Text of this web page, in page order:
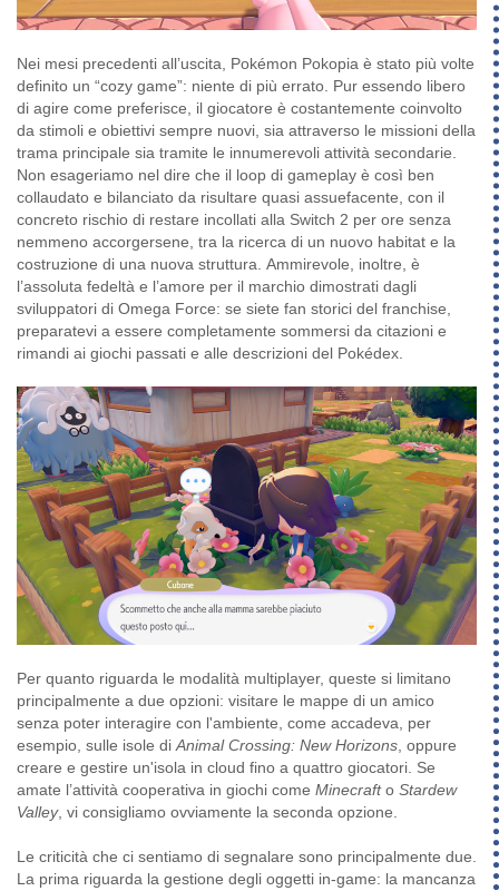
Nei mesi precedenti all’uscita, Pokémon Pokopia è stato più volte
definito un “cozy game”: niente di più errato. Pur essendo libero
di agire come preferisce, il giocatore è costantemente coinvolto
da stimoli e obiettivi sempre nuovi, sia attraverso le missioni della
trama principale sia tramite le innumerevoli attività secondarie.
Non esageriamo nel dire che il loop di gameplay è così ben
collaudato e bilanciato da risultare quasi assuefacente, con il
concreto rischio di restare incollati alla Switch 2 per ore senza
nemmeno accorgersene, tra la ricerca di un nuovo habitat e la
costruzione di una nuova struttura. Ammirevole, inoltre, è
l’assoluta fedeltà e l’amore per il marchio dimostrati dagli
sviluppatori di Omega Force: se siete fan storici del franchise,
preparatevi a essere completamente sommersi da citazioni e
rimandi ai giochi passati e alle descrizioni del Pokédex.
Per quanto riguarda le modalità multiplayer, queste si limitano
principalmente a due opzioni: visitare le mappe di un amico
senza poter interagire con l'ambiente, come accadeva, per
esempio, sulle isole di Animal Crossing: New Horizons , oppure
creare e gestire un'isola in cloud fino a quattro giocatori. Se
amate l’attività cooperativa in giochi come Minecrafto Stardew
Valley, vi consigliamo ovviamente la seconda opzione.
Le criticità che ci sentiamo di segnalare sono principalmente due.
La prima riguarda la gestione degli oggetti in-game: la mancanza